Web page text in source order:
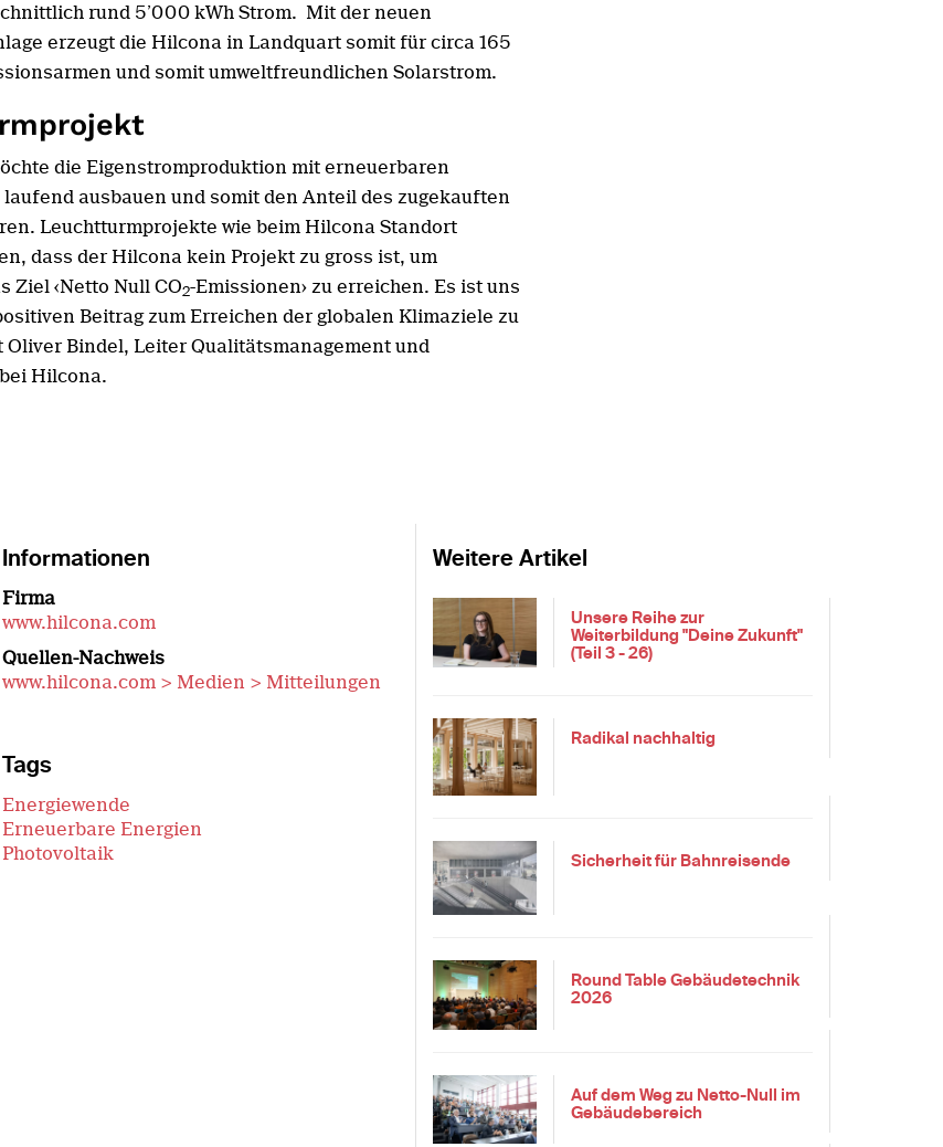
rund 5’000 kWh Strom. Mit der neuen
erzeugt die Hilcona in Landquart somit für circa 165
und somit umweltfreundlichen Solarstrom.
die Eigenstromproduktion mit erneuerbaren
ausbauen und somit den Anteil des zugekauften
Leuchtturmprojekte wie beim Hilcona Standort
dass der Hilcona kein Projekt zu gross ist, um
Ziel ‹Netto Null CO2-Emissionen› zu erreichen. Es ist uns
Beitrag zum Erreichen der globalen Klimaziele zu
Oliver Bindel, Leiter Qualitätsmanagement und
Hilcona.
Informationen
Firma
www.hilcona.com
Quellen-Nachweis
www.hilcona.com > Medien > Mitteilungen
Tags
Energiewende
Erneuerbare Energien
Photovoltaik
Weitere Artikel
Unsere Reihe zur
Weiterbildung "Deine Zukunft"
(Teil 3 - 26)
Radikal nachhaltig
Sicherheit für Bahnreisende
Round Table Gebäudetechnik
2026
Auf dem Weg zu Netto-Null im
Gebäudebereich